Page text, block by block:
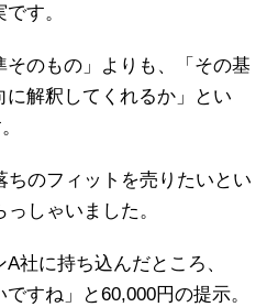
す。
のもの」よりも、「その基
解釈してくれるか」とい
ちのフィットを売りたいとい
しゃいました。
社に持ち込んだところ、
すね」と60,000円の提示。